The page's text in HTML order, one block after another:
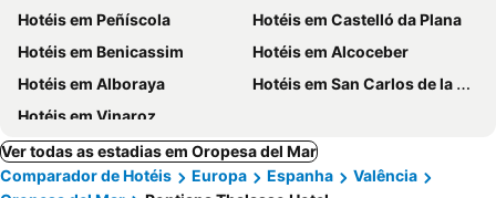
Hotéis em Peñíscola
Hotéis em Castelló da Plana
Hotéis em Benicassim
Hotéis em Alcoceber
Hotéis em Alboraya
Hotéis em San Carlos de la Rápita
Hotéis em Vinaroz
Ver todas as estadias em Oropesa del Mar
Comparador de Hotéis
Europa Espanha
Valência